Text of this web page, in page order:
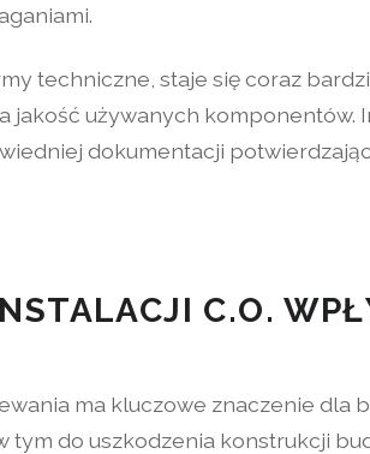
techniczne, staje się coraz
jakość używanych
dokumentacji
C.O.
ma kluczowe znaczenie dla
tym do uszkodzenia konstrukcji